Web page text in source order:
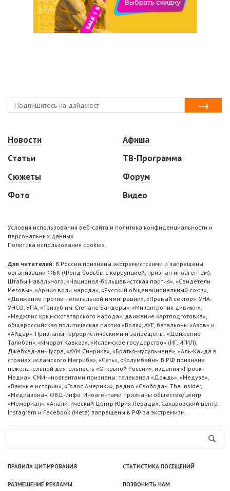
Новости
Статьи
Сюжеты
Фото
Афиша
ТВ-Программа
Форум
Видео
Условия использования веб-сайта и политика конфиденциальности и
персональных данных
Политика использования cookies
Для читателей: В России признаны экстремистскими и запрещены
организации ФБК (Фонд борьбы с коррупцией, признан иноагентом),
Штабы Навального, «Национал-большевистская партия», «Свидетели
Иеговы», «Армия воли народа», «Русский общенациональный союз»,
«Движение против нелегальной иммиграции», «Правый сектор», УНА-
УНСО, УПА, «Тризуб им. Степана Бандеры», «Мизантропик дивижн»,
«Меджлис крымскотатарского народа», движение «Артподготовка»,
общероссийская политическая партия «Воля», АУЕ, батальоны «Азов» и
«Айдар». Признаны террористическими и запрещены: «Движение
Талибан», «Имарат Кавказ», «Исламское государство» (ИГ, ИГИЛ),
Джебхад-ан-Нусра, «АУМ Синрике», «Братья-мусульмане», «Аль-Каида в
странах исламского Магриба», «Сеть», «Колумбайн». В РФ признана
нежелательной деятельность «Открытой России», издания «Проект
Медиа». СМИ-иноагентами признаны: телеканал «Дождь», «Медуза»,
«Важные истории», «Голос Америки», радио «Свобода», The Insider,
«Медиазона», ОВД-инфо. Иноагентами признаны общество/центр
«Мемориал», «Аналитический Центр Юрия Левады», Сахаровский центр.
Instagram и Facebook (Metа) запрещены в РФ за экстремизм.
ПРАВИЛА ЦИТИРОВАНИЯ СТАТИСТИКА ПОСЕЩЕНИЙ
РАЗМЕЩЕНИЕ РЕКЛАМЫ ПОЗВОНИТЬ НАМ